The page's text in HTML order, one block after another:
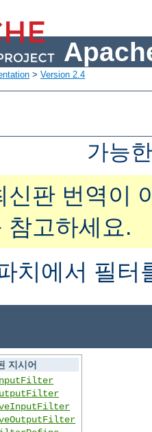
> Version 2.4
가능
신판 번역이
참고하세요.
치에서 필
지시어